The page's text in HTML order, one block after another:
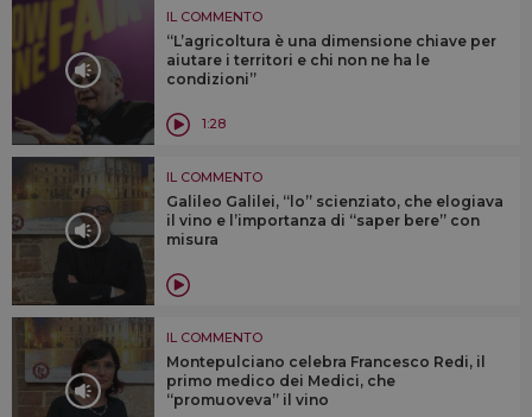
IL COMMENTO
“L’agricoltura è una dimensione chiave per
aiutare i territori e chi non ne ha le
condizioni”
1:28
IL COMMENTO
Galileo Galilei, “lo” scienziato, che elogiava
il vino e l’importanza di “saper bere” con
misura
IL COMMENTO
Montepulciano celebra Francesco Redi, il
primo medico dei Medici, che
“promuoveva” il vino